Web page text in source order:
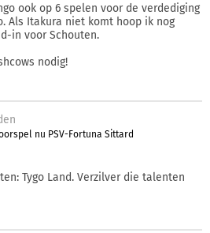
ook op 6 spelen voor de verdediging
Als Itakura niet komt hoop ik nog
in voor Schouten.
nodig!
nu PSV-Fortuna Sittard
Tygo Land. Verzilver die talenten